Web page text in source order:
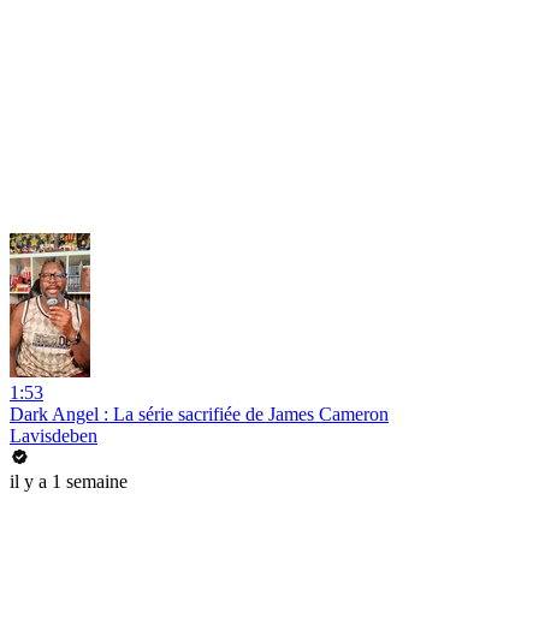
1:53
Dark Angel : La série sacrifiée de James Cameron
Lavisdeben
il y a 1 semaine